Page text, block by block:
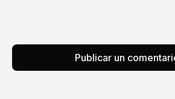
Publicar un